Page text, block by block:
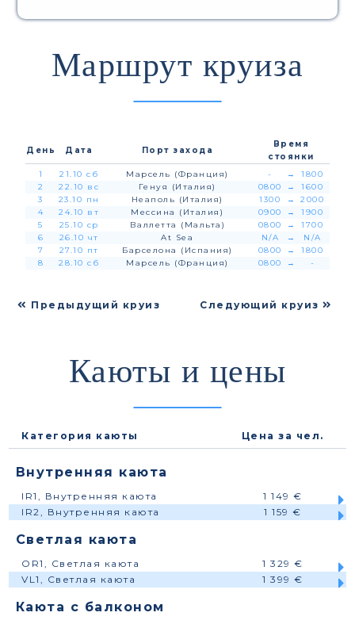
Маршрут круиза
День Дата Порт захода
Время
стоянки
1
21.10 сб Марсель (Франция) - →
1800
2
22.10 вс Генуя (Италия) 0800 →
1600
3
23.10 пн Неаполь (Италия) 1300 →
2000
4
24.10 вт Мессина (Италия) 0900 →
1900
5
25.10 ср Валлетта (Мальта) 0800 →
1700
6
26.10 чт At Sea N/A →
N/A
7
27.10 пт Барселона (Испания) 0800 →
1800
8
28.10 сб Марсель (Франция) 0800 → -
Предыдущий круиз Следующий круиз
Каюты и цены
Категория каюты Цена за чел.
Внутренняя каюта
IR1, Внутренняя каюта
1 149 €
IR2, Внутренняя каюта
1 159 €
Светлая каюта
OR1, Светлая каюта
1 329 €
VL1, Светлая каюта
1 399 €
Каюта с балконом